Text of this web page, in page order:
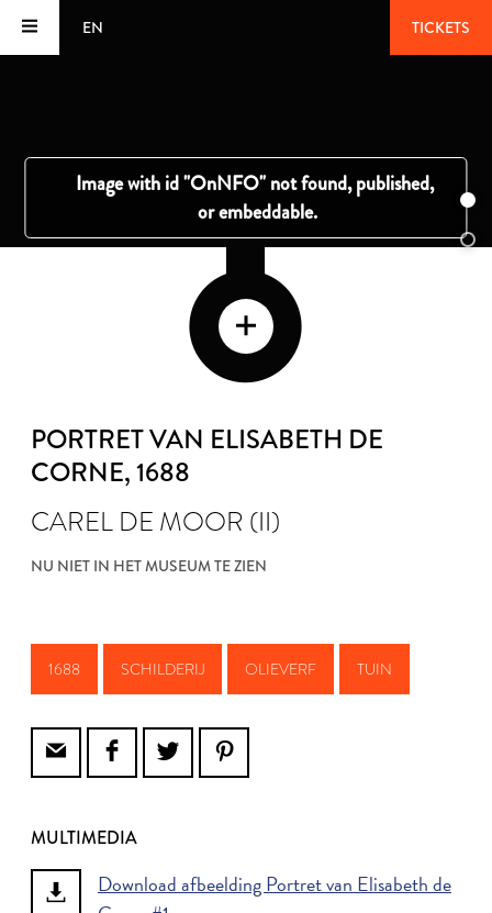
EN TICKETS
PORTRET VAN ELISABETH DE
CORNE, 1688
CAREL DE MOOR (II)
NU NIET IN HET MUSEUM TE ZIEN
1688 SCHILDERIJ OLIEVERF TUIN
MULTIMEDIA
Download afbeelding Portret van Elisabeth de